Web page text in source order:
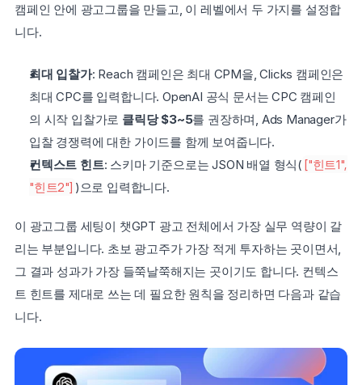
캠페인 안에 광고그룹을 만들고, 이 레벨에서 두 가지를 설정합
니다.
최대 입찰가: Reach 캠페인은 최대 CPM을, Clicks 캠페인은
최대 CPC를 입력합니다. OpenAI 공식 문서는 CPC 캠페인
의 시작 입찰가로 클릭당 $3~5를 권장하며, Ads Manager가
입찰 경쟁력에 대한 가이드를 함께 보여줍니다.
컨텍스트 힌트: 스키마 기준으로는 JSON 배열 형식( ["힌트1",
"힌트2"] )으로 입력합니다.
이 광고그룹 세팅이 챗GPT 광고 전체에서 가장 실무 역량이 갈
리는 부분입니다. 초보 광고주가 가장 적게 투자하는 곳이면서,
그 결과 성과가 가장 들쭉날쭉해지는 곳이기도 합니다. 컨텍스
트 힌트를 제대로 쓰는 데 필요한 원칙을 정리하면 다음과 같습
니다.